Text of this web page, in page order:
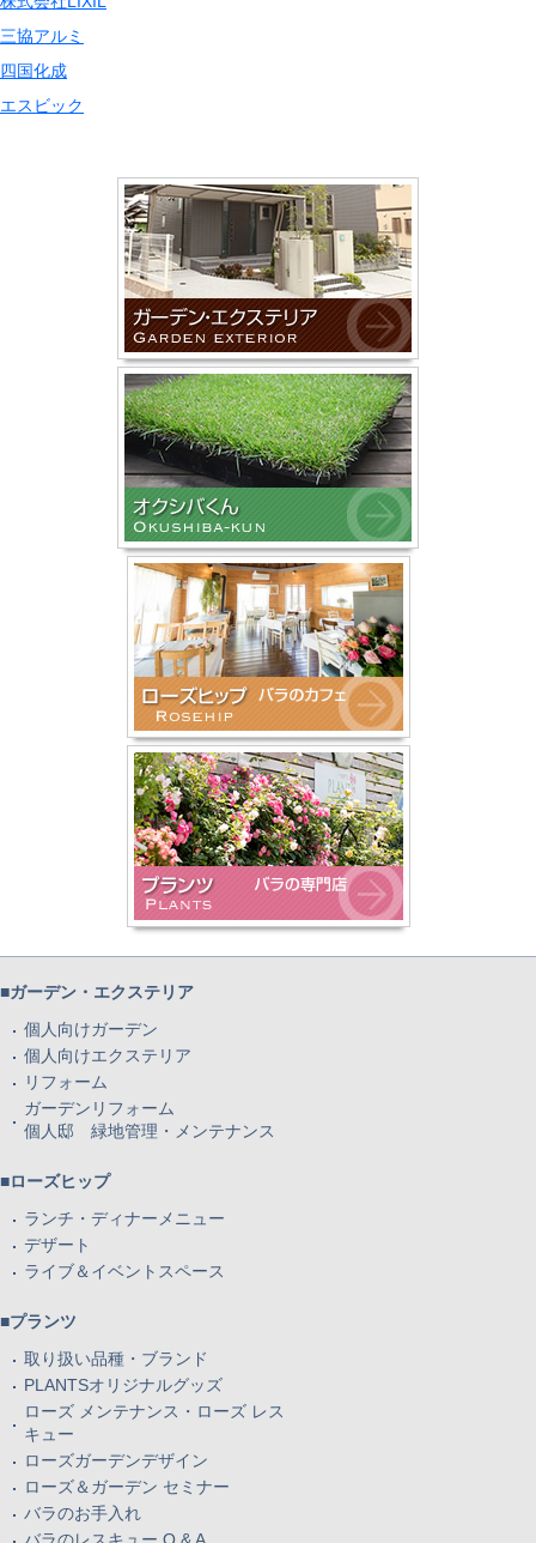
三協アルミ
四国化成
エスビック
■ガーデン・エクステリア
個人向けガーデン
個人向けエクステリア
リフォーム
ガーデンリフォーム
個人邸 緑地管理・メンテナンス
■ローズヒップ
ランチ・ディナーメニュー
デザート
ライブ＆イベントスペース
■プランツ
取り扱い品種・ブランド
PLANTSオリジナルグッズ
ローズ メンテナンス・ローズ レス
キュー
ローズガーデンデザイン
ローズ＆ガーデン セミナー
バラのお手入れ